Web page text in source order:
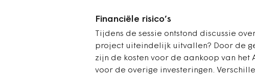
Financiële risico’s
Tijdens de sessie ontstond discussie
project uiteindelijk uitvallen? Door de
zijn de kosten voor de aankoop van
voor de overige investeringen.